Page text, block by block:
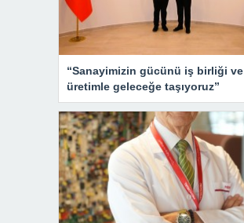
“Sanayimizin gücünü iş birliği ve
üretimle geleceğe taşıyoruz”